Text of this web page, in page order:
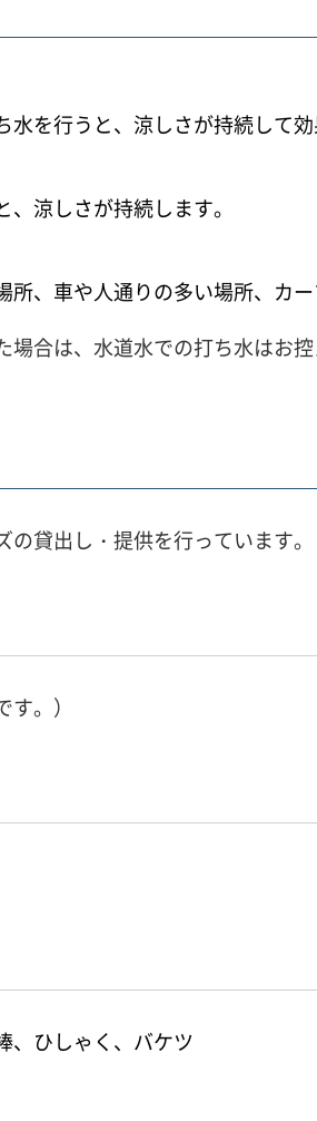
を行うと、涼しさが持続して効
涼しさが持続します。
、車や人通りの多い場所、カ
合は、水道水での打ち水はお控
貸出し・提供を行っています。
。）
、ひしゃく、バケツ